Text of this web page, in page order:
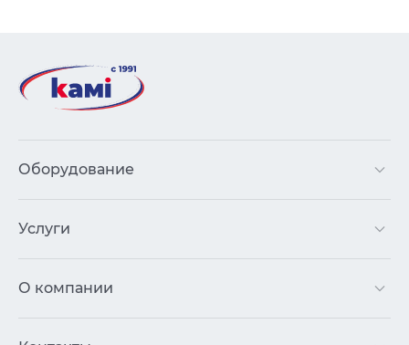
Оборудование
Услуги
О компании